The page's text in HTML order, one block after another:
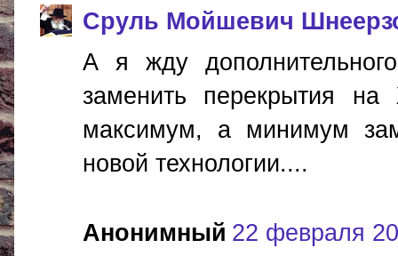
Сруль Мойшевич
А я жду
заменить перекрытия
максимум, а минимум
новой технологии....
Анонимный 22 февраля